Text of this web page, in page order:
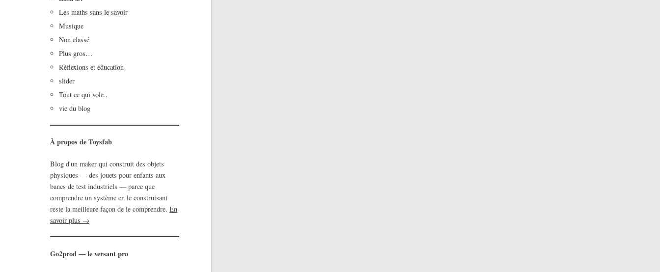
Les maths sans le savoir
Musique
Non classé
Plus gros…
Réflexions et éducation
slider
Tout ce qui vole..
vie du blog
À propos de Toysfab
Blog d'un maker qui construit des objets
physiques — des jouets pour enfants aux
bancs de test industriels — parce que
comprendre un système en le construisant
reste la meilleure façon de le comprendre. En
savoir plus →
Go2prod — le versant pro